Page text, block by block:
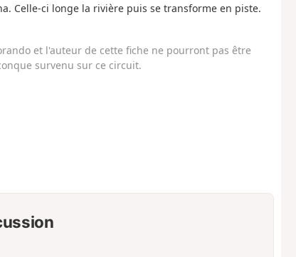
Celle-ci longe la rivière puis se transforme en piste.
et l'auteur de cette fiche ne pourront pas être
survenu sur ce circuit.